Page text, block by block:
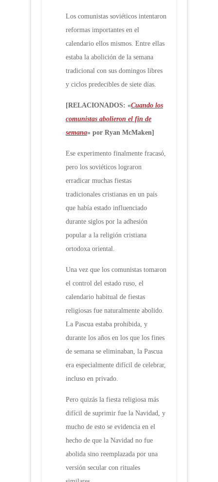
Los comunistas soviéticos intentaron
reformas importantes en el
calendario ellos mismos. Entre ellas
estaba la abolición de la semana
tradicional con sus domingos libres
y ciclos predecibles de siete días.
[RELACIONADOS: «Cuando los
comunistas abolieron el fin de
semana» por Ryan McMaken]
Ese experimento finalmente fracasó,
pero los soviéticos lograron
erradicar muchas fiestas
tradicionales cristianas en un país
que había estado influenciado
durante siglos por la adhesión
popular a la religión cristiana
ortodoxa oriental.
Una vez que los comunistas tomaron
el control del estado ruso, el
calendario habitual de fiestas
religiosas fue naturalmente abolido.
La Pascua estaba prohibida, y
durante los años en los que los fines
de semana se eliminaban, la Pascua
era especialmente difícil de celebrar,
incluso en privado.
Pero quizás la fiesta religiosa más
difícil de suprimir fue la Navidad, y
mucho de esto se evidencia en el
hecho de que la Navidad no fue
abolida sino reemplazada por una
versión secular con rituales